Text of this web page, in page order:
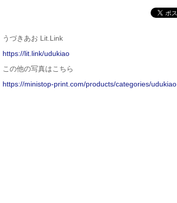
うづきあお Lit.Link
https://lit.link/udukiao
この他の写真はこちら
https://ministop-print.com/products/categories/udukiao